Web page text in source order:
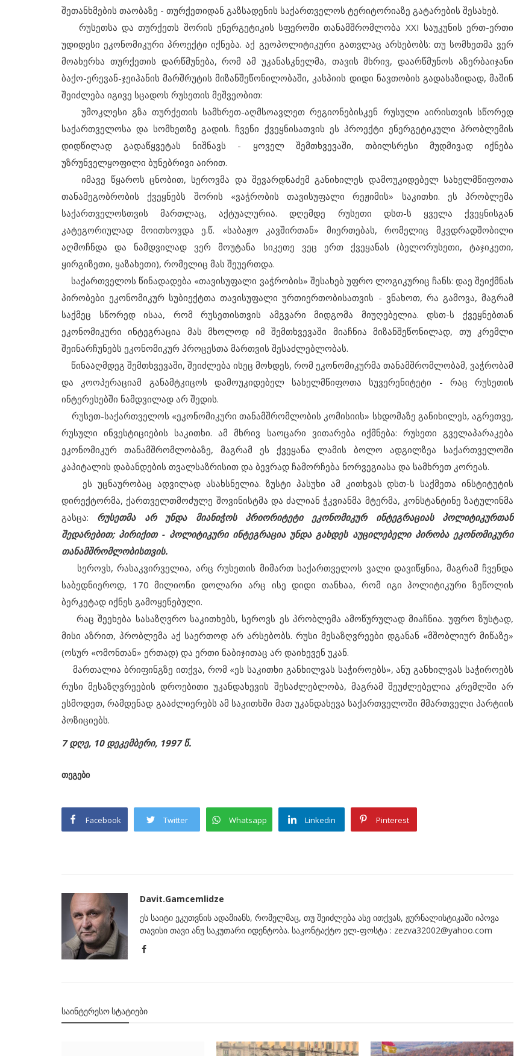
შეთანხმების თაობაზე - თურქეთიდან გაზსადენის საქართველოს ტერიტორიაზე გატარების შესახებ.
რუსეთსა და თურქეთს შორის ენერგეტიკის სფეროში თანამშრომლობა XXI საუკუნის ერთ-ერთი
უდიდესი ეკონომიკური პროექტი იქნება. აქ გეოპოლიტიკური გათვლაც არსებობს: თუ სომხეთმა ვერ
მოახერხა თურქეთის დარწმუნება, რომ ამ უკანასკნელმა, თავის მხრივ, დაარწმუნოს აზერბაიჯანი
ბაქო-ერევან-ჯეიჰანის მარშრუტის მიზანშეწონილობაში, კასპიის დიდი ნავთობის გადასაზიდად, მაშინ
შეიძლება იგივე სცადოს რუსეთის მეშვეობით:
უმოკლესი გზა თურქეთის სამხრეთ-აღმსოავლეთ რეგიონებისკენ რუსული აირისთვის სწორედ
საქართველოსა და სომხეთზე გადის. ჩვენი ქვეყნისათვის ეს პროექტი ენერგეტიკული პრობლემის
დიდწილად გადაწყვეტას ნიშნავს - ყოველ შემთხვევაში, თბილსრესი მუდმივად იქნება
უზრუნველყოფილი ბუნებრივი აირით.
იმავე წყაროს ცნობით, სეროვმა და შევარდნაძემ განიხილეს დამოუკიდებელ სახელმწიფოთა
თანამეგობრობის ქვეყნებს შორის «ვაჭრობის თავისუფალი რეჟიმის» საკითხი. ეს პრობლემა
საქართველოსთვის მართლაც, აქტუალურია. დღემდე რუსეთი დსთ-ს ყველა ქვეყნისგან
კატეგორიულად მოითხოვდა ე.წ. «საბაჟო კავშირთან» მიერთებას, რომელიც მკვდრადშობილი
აღმოჩნდა და ნამდვილად ვერ მოუტანა სიკეთე ვეც ერთ ქვეყანას (ბელორუსეთი, ტაჯიკეთი,
ყირგიზეთი, ყაზახეთი), რომელიც მას შეუერთდა.
საქართველოს წინადადება «თავისუფალი ვაჭრობის» შესახებ უფრო ლოგიკურიც ჩანს: დაე შეიქმნას
პირობები ეკონომიკურ სუბიექტთა თავისუფალი ურთიერთობისათვის - ვნახოთ, რა გამოვა, მაგრამ
საქმეც სწორედ ისაა, რომ რუსეთისთვის ამგვარი მიდგომა მიუღებელია. დსთ-ს ქვეყნებთან
ეკონომიკური ინტეგრაცია მას მხოლოდ იმ შემთხვევაში მიაჩნია მიზანშეწონილად, თუ კრემლი
შეინარჩუნებს ეკონომიკურ პროცესთა მართვის შესაძლებლობას.
წინააღმდეგ შემთხვევაში, შეიძლება ისეც მოხდეს, რომ ეკონომიკურმა თანამშრომლობამ, ვაჭრობამ
და კოოპერაციამ განამტკიცოს დამოუკიდებელ სახელმწიფოთა სუვერენიტეტი - რაც რუსეთის
ინტერესებში ნამდვილად არ შედის.
რუსეთ-საქართველოს «ეკონომიკური თანამშრომლობის კომისიის» სხდომაზე განიხილეს, აგრეთვე,
რუსული ინვესტიციების საკითხი. ამ მხრივ საოცარი ვითარება იქმნება: რუსეთი გველაპარაკება
ეკონომიკურ თანამშრომლობაზე, მაგრამ ეს ქვეყანა ლამის ბოლო ადგილზეა საქართველოში
კაპიტალის დაბანდების თვალსაზრისით და ბევრად ჩამორჩება ნორვეგიასა და სამხრეთ კორეას.
ეს უცნაურობაც ადვილად ასახსნელია. ზუსტი პასუხი ამ კითხვას დსთ-ს საქმეთა ინსტიტუტის
დირექტორმა, ქართველთმოძულე შოვინისტმა და ძალიან ჭკვიანმა მტერმა, კონსტანტინე ზატულინმა
გასცა: რუსეთმა არ უნდა მიანიჭოს პრიორიტეტი ეკონომიკურ ინტეგრაციას პოლიტიკურთან
შედარებით; პირიქით - პოლიტიკური ინტეგრაცია უნდა გახდეს აუცილებელი პირობა ეკონომიკური
თანამშრომლობისთვის.
სეროვს, რასაკვირველია, არც რუსეთის მიმართ საქართველოს ვალი დავიწყნია, მაგრამ ჩვენდა
საბედნიეროდ, 170 მილიონი დოლარი არც ისე დიდი თანხაა, რომ იგი პოლიტიკური ზეწოლის
ბერკეტად იქნეს გამოყენებული.
რაც შეეხება სასაზღვრო საკითხებს, სეროვს ეს პრობლემა ამოწურულად მიაჩნია. უფრო ზუსტად,
მისი აზრით, პრობლემა აქ საერთოდ არ არსებობს. რუსი მესაზღვრეები დგანან «მშობლიურ მიწაზე»
(ოსურ «ომონთან» ერთად) და ერთი ნაბიჯითაც არ დაიხევენ უკან.
მართალია ბრიფინგზე ითქვა, რომ «ეს საკითხი განხილვას საჭიროებს», ანუ განხილვას საჭიროებს
რუსი მესაზღვრეების დროებითი უკანდახევის შესაძლებლობა, მაგრამ შეუძლებელია კრემლში არ
ესმოდეთ, რამდენად გააძლიერებს ამ საკითხში მათ უკანდახევა საქართველოში მმართველი პარტიის
პოზიციებს.
7 დღე, 10 დეკემბერი, 1997 წ.
თეგები
Facebook Twitter Whatsapp Linkedin Pinterest
Davit.Gamcemlidze
ეს საიტი ეკუთვნის ადამიანს, რომელმაც, თუ შეიძლება ასე ითქვას, ჟურნალისტიკაში იპოვა
თავისი თავი ანუ საკუთარი იდენტობა. საკონტაქტო ელ-ფოსტა : zezva32002@yahoo.com
ᲡᲐᲘᲜᲢᲔᲠᲔᲡᲝ ᲡᲢᲐᲢᲘᲔᲑᲘ
მიმდინარე მოვლენები
Не дадим превратить Энгури в болото!
1999
მორიგი კოლექტიური წყლის ნაყვა -
ამჯერად სტამბულში